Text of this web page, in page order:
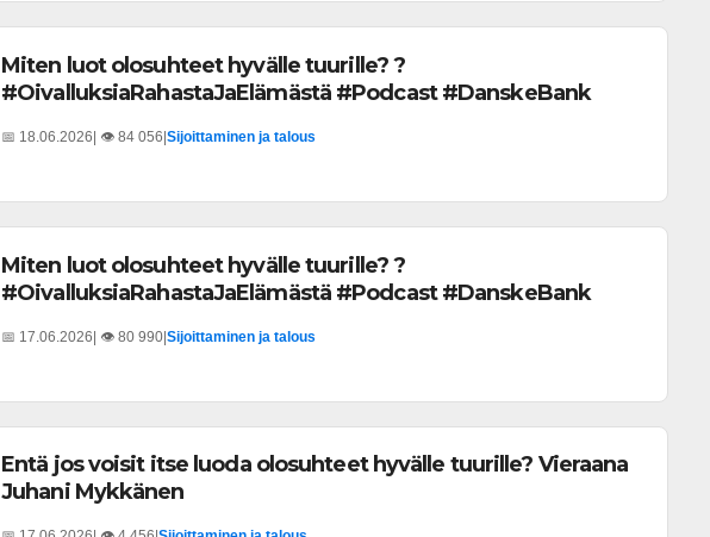
Miten luot olosuhteet hyvälle tuurille? ?
#OivalluksiaRahastaJaElämästä #Podcast #DanskeBank
📅 18.06.2026 | 👁️ 84 056 Sijoittaminen ja talous
Miten luot olosuhteet hyvälle tuurille? ?
#OivalluksiaRahastaJaElämästä #Podcast #DanskeBank
📅 17.06.2026 | 👁️ 80 990 Sijoittaminen ja talous
Entä jos voisit itse luoda olosuhteet hyvälle tuurille? Vieraana
Juhani Mykkänen